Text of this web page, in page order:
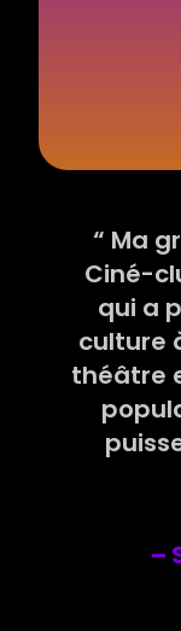
“ Ma
Ciné-
qui a
culture
théâtre
–